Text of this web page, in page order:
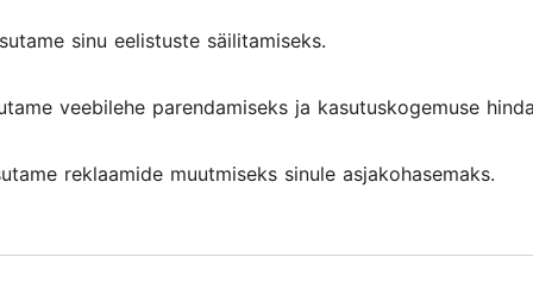
ja arvustused
meeting the dogs. Friendly, informative and
sinu eelistuste säilitamiseks.
veebilehe parendamiseks ja kasutuskogemuse
reklaamide muutmiseks sinule asjakohasemaks.
sinu eelistuste säilitamiseks.
veebilehe parendamiseks ja kasutuskogemuse
reklaamide muutmiseks sinule asjakohasemaks.